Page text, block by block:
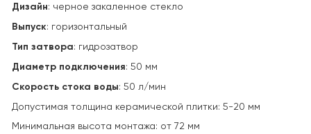
Дизайн: черное закаленное стекло
Выпуск: горизонтальный
Тип затвора: гидрозатвор
Диаметр подключения: 50 мм
Скорость стока воды: 50 л/мин
Допустимая толщина керамической плитки: 5-20 мм
Минимальная высота монтажа: от 72 мм